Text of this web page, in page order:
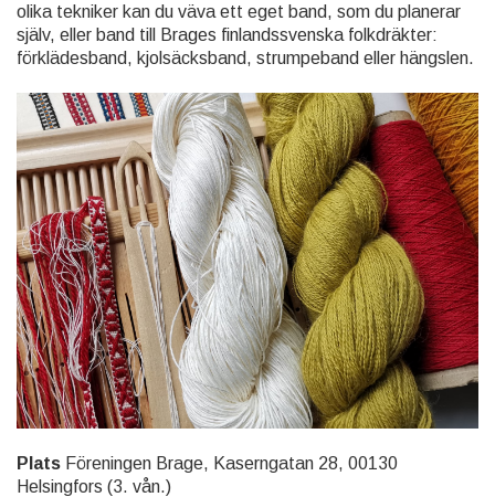
olika tekniker kan du väva ett eget band, som du planerar
själv, eller band till Brages finlandssvenska folkdräkter:
förklädesband, kjolsäcksband, strumpeband eller hängslen.
Plats Föreningen Brage, Kaserngatan 28, 00130
Helsingfors (3. vån.)